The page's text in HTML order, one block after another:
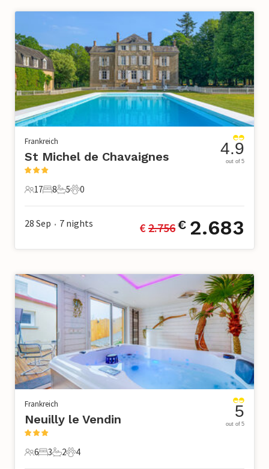
Frankreich
St Michel de Chavaignes
17 Gäste
17
8 Schlafzimmer
8
5 Badezimmer
5
0 Haustiere
0
4.9
out of 5
28 Sep • 7 nights € 2.756€ 2.683
Frankreich
Neuilly le Vendin
6 Gäste
6
3 Schlafzimmer
3
2 Badezimmer
2
4 Haustiere
4
5
out of 5